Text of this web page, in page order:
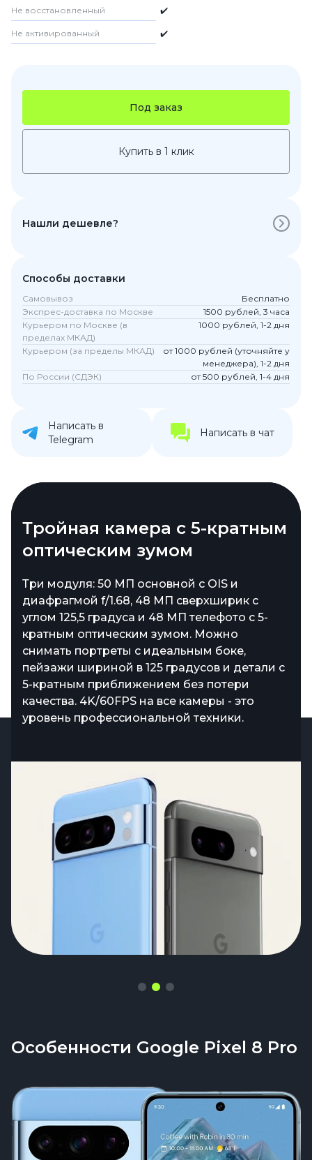
Не восстановленный ✔️
Не активированный ✔️
Под заказ
Купить в 1 клик
Нашли дешевле?
Способы доставки
Самовывоз
Бесплатно
Экспрес-доставка по Москве
1500 рублей, 3 часа
Курьером по Москве (в
пределах МКАД)
1000 рублей, 1-2 дня
Курьером (за пределы МКАД)
от 1000 рублей (уточняйте у
менеджера), 1-2 дня
По России (СДЭК)
от 500 рублей, 1-4 дня
Написать в
Telegram
Написать в чат
Tensor G3 с 9 ядрами и 3,0
ГГц
Новый процессор Tensor G3 включает 9
вычислительных ядер: одно мощное Cortex-
X3 с частотой 3,0 ГГц, четыре
производительных и четыре
энергоэффективных. ИИ-задачи
выполняются в 2 раза быстрее, а
приложения запускаются мгновенно. Это
мозг, который не тормозит.
Тройная камера с 5-кратным
оптическим зумом
Три модуля: 50 МП основной с OIS и
диафрагмой f/1.68, 48 МП сверхширик с
углом 125,5 градуса и 48 МП телефото с 5-
кратным оптическим зумом. Можно
снимать портреты с идеальным боке,
пейзажи шириной в 125 градусов и детали с
5-кратным приближением без потери
качества. 4K/60FPS на все камеры - это
уровень профессиональной техники.
Температурный сенсор -
измеряйте все вокруг
Рядом с блоком камер разместился
температурный сенсор. Можно измерить
температуру напитков, поверхностей - а
после одобрения FDA, и температуру тела.
Pixel 8 Pro - единственный смартфон,
который может заменить медицинский
термометр.
Особенности Google Pixel 8 Pro